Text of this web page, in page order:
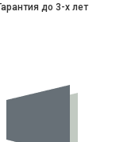
до 3-х лет